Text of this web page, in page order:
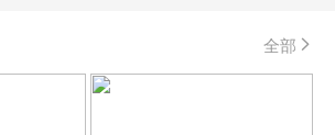
全部